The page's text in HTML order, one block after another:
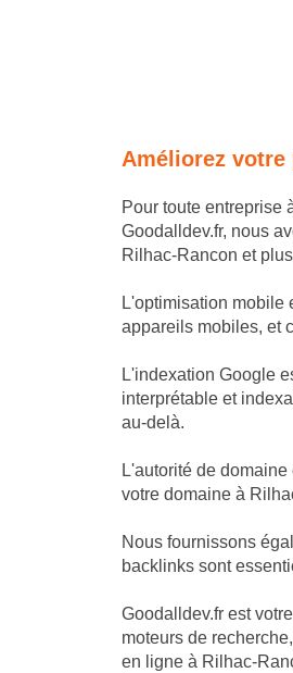
Améliorez votre
Pour toute entreprise
Goodalldev.fr, nous
Rilhac-Rancon et
L'optimisation mobile
appareils mobiles, et
L'indexation Google
interprétable et
au-delà.
L'autorité de
votre domaine à
Nous fournissons
backlinks sont
Goodalldev.fr est
moteurs de
en ligne à Rilhac-